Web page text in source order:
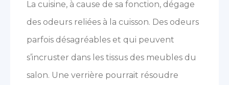
La cuisine, à cause de sa fonction, dégage
des odeurs reliées à la cuisson. Des odeurs
parfois désagréables et qui peuvent
s’incruster dans les tissus des meubles du
salon. Une verrière pourrait résoudre